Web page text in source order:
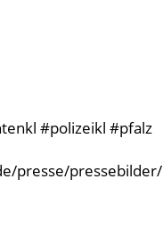
#polizeikl #pfalz
presse/pressebilder/